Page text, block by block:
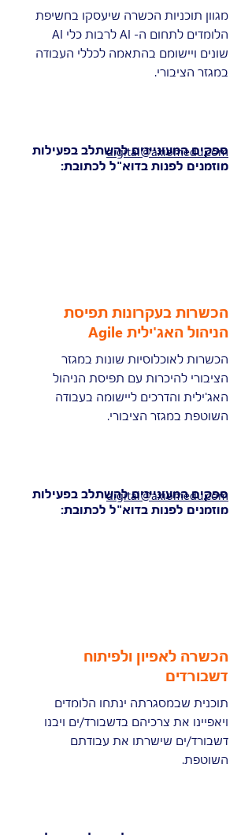
מגוון תוכניות הכשרה שיעסקו בחשיפת
הלומדים לתחום ה- AI לרבות כלי AI
שונים ויישומם בהתאמה לכללי העבודה
במגזר הציבורי.
digital@axiomedu.com
ספקים המעוניינים להשתלב בפעילות
מוזמנים לפנות בדוא"ל לכתובת:
הכשרות בעקרונות תפיסת
הניהול האג'ילית Agile
הכשרות לאוכלוסיות שונות במגזר
הציבורי להיכרות עם תפיסת הניהול
האג'ילית והדרכים ליישומה בעבודה
השוטפת במגזר הציבורי.
digital@axiomedu.com
ספקים המעוניינים להשתלב בפעילות
מוזמנים לפנות בדוא"ל לכתובת:
הכשרה לאפיון ולפיתוח
דשבורדים
תוכנית שבמסגרתה ינתחו הלומדים
ויאפיינו את צרכיהם בדשבורד/ים ויבנו
דשבורד/ים שישרתו את עבודתם
השוטפת.